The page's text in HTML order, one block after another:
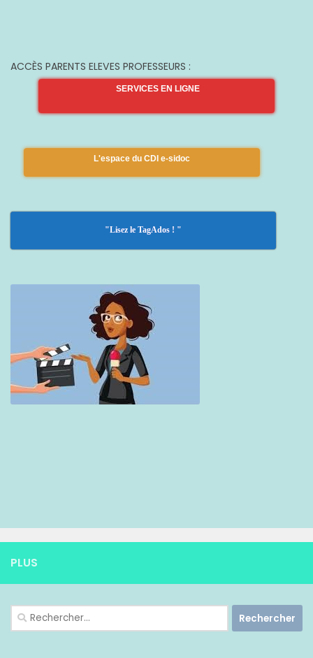
ACCÈS PARENTS ELEVES PROFESSEURS :
SERVICES EN LIGNE
L'espace du CDI e-sidoc
"Lisez le TagAdos ! "
PLUS
Rechercher :